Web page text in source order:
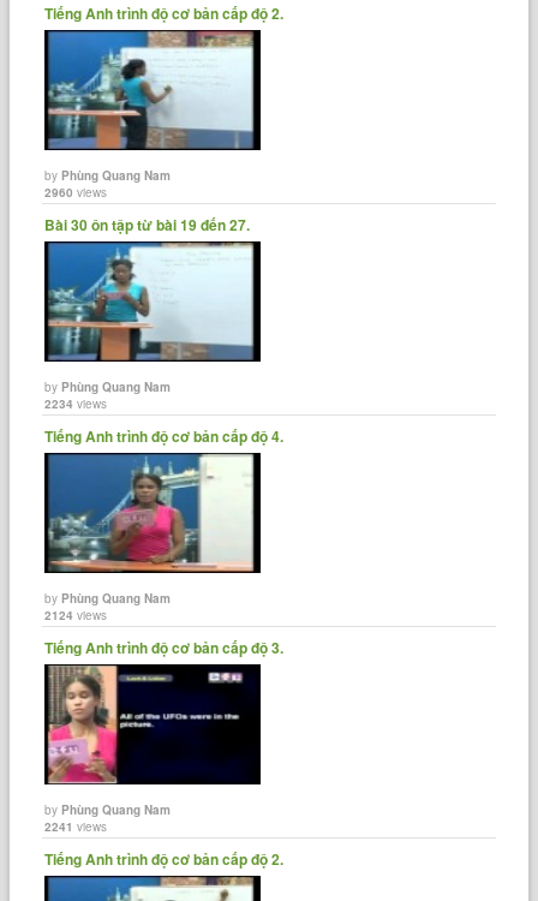
Tiếng Anh trình độ cơ bản cấp độ 2.
byPhùng Quang Nam
2960 views
Bài 30 ôn tập từ bài 19 đến 27.
byPhùng Quang Nam
2234 views
Tiếng Anh trình độ cơ bản cấp độ 4.
byPhùng Quang Nam
2124 views
Tiếng Anh trình độ cơ bản cấp độ 3.
byPhùng Quang Nam
2241 views
Tiếng Anh trình độ cơ bản cấp độ 2.